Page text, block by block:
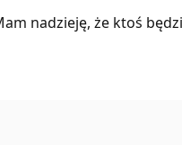
nadzieję, że ktoś